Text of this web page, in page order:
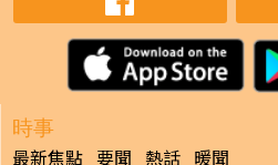
時事
最新焦點 要聞 熱話 暖聞